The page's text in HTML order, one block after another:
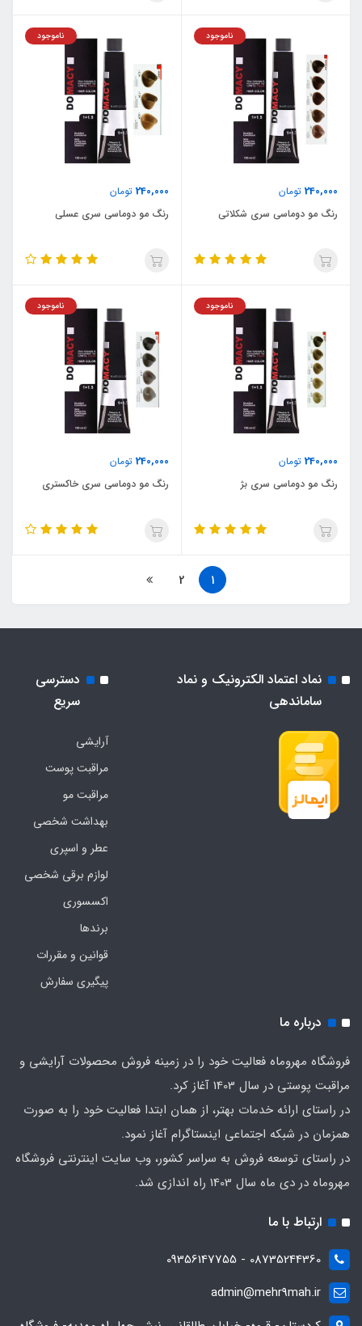
240,000 تومان
ناموجود
رنگ مو دوماسی سری شکلاتی
240,000 تومان
ناموجود
رنگ مو دوماسی سری عسلی
240,000 تومان
ناموجود
رنگ مو دوماسی سری بژ
240,000 تومان
ناموجود
رنگ مو دوماسی سری خاکستری
1
2
نماد اعتماد الکترونیک و نماد
ساماندهی
دسترسی
سریع
آرایشی
مراقبت پوست
مراقبت مو
بهداشت شخصی
عطر و اسپری
لوازم برقی شخصی
اکسسوری
برندها
قوانین و مقررات
پیگیری سفارش
درباره ما
فروشگاه مهروماه فعالیت خود را در زمینه فروش محصولات آرایشی و
مراقبت پوستی در سال 1403 آغاز کرد.
در راستای ارائه خدمات بهتر، از همان ابتدا فعالیت خود را به صورت
همزمان در شبکه اجتماعی اینستاگرام آغاز نمود.
در راستای توسعه فروش به سراسر کشور، وب سایت اینترنتی فروشگاه
مهروماه در دی ماه سال 1403 راه اندازی شد.
ارتباط با ما
08735244360 - 09356147755
admin@mehr9mah.ir